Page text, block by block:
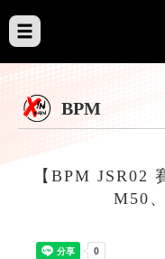
BPM
【BPM JSR02
M50